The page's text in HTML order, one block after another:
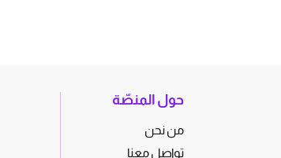
حول المنصّة
من نحن
تواصل معنا